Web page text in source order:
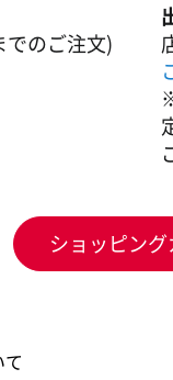
でのご注文)
ショッピン